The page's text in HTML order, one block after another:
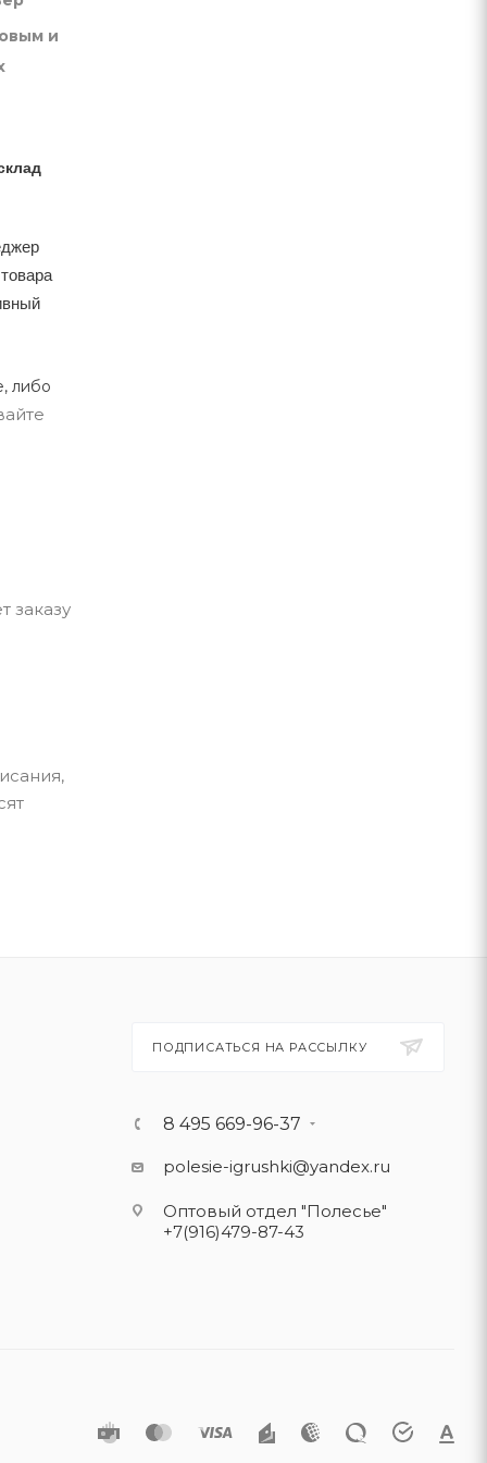
и
либо
заказу
ПОДПИСАТЬСЯ НА РАССЫЛКУ
8 495 669-96-37
polesie-igrushki@yandex.ru
Оптовый отдел "Полесье"
+7(916)479-87-43